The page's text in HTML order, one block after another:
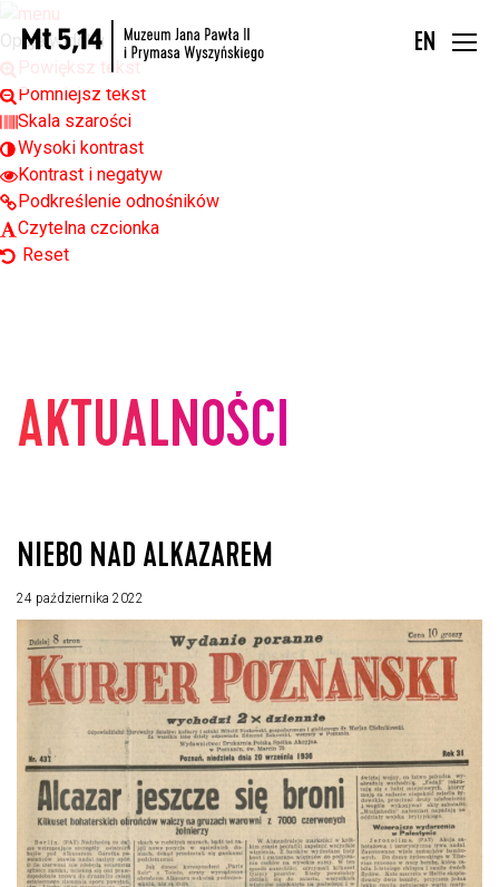
Open toolbar
Opcje widoku
Powiększ tekst
Pomniejsz tekst
Skala szarości
Wysoki kontrast
Kontrast i negatyw
Podkreślenie odnośników
Czytelna czcionka
Reset
EN
AKTUALNOŚCI
NIEBO NAD ALKAZAREM
24 października 2022